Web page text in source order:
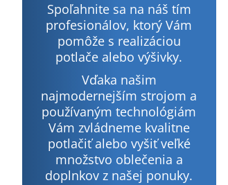
Spoľahnite sa na náš tím
profesionálov, ktorý Vám
pomôže s realizáciou
potlače alebo výšivky.
Vďaka našim
najmodernejším strojom a
používaným technológiám
Vám zvládneme kvalitne
potlačiť alebo vyšiť veľké
množstvo oblečenia a
doplnkov z našej ponuky.